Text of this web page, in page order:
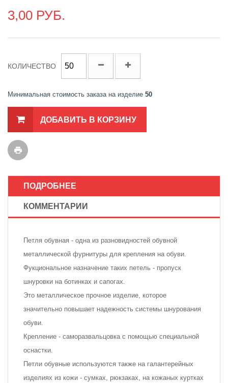
3,00 РУБ.
КОЛИЧЕСТВО
Минимальная стоимость заказа на изделие 50
ДОБАВИТЬ В КОРЗИНУ
ПОДРОБНЕЕ
КОММЕНТАРИИ
Петля обувная - одна из разновидностей обувной
металлической фурнитуры для крепления на обуви.
Фукциональное назначение таких петель - пропуск
шнуровки на ботинках и сапогах.
Это металлическое прочное изделие, которое
значительно повышает надежность системы шнурования
обуви.
Крепление - саморазвальцовка с помощью специальной
оснастки.
Петли обувные используются также на галантерейных
изделиях из кожи - сумках, рюкзаках, на кожаных куртках